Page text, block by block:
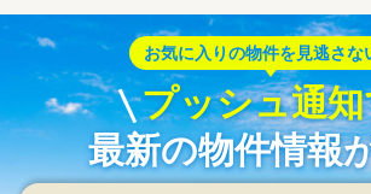
お気に入りの物件を見逃さな
プッシュ通
最新の物件情報